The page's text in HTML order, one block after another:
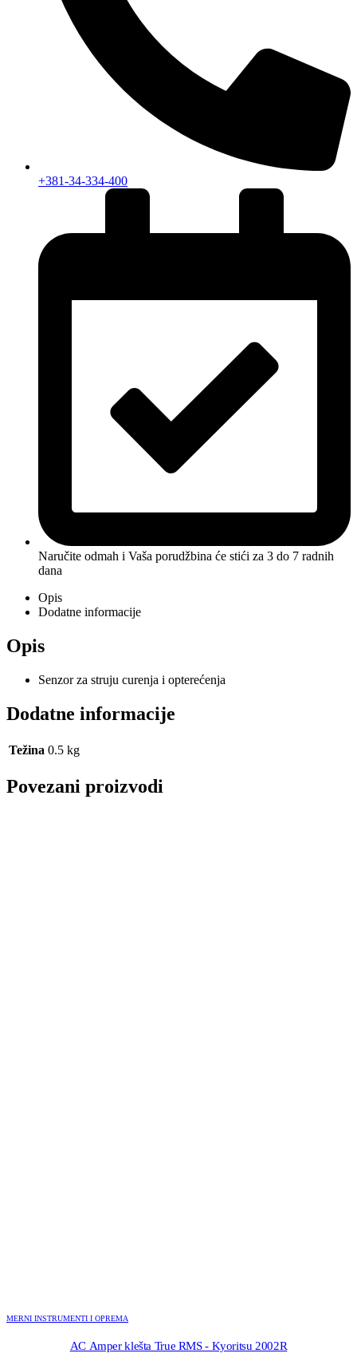
+381-34-334-400
Naručite odmah i Vaša porudžbina će stići za 3 do 7 radnih
dana
Opis
Dodatne informacije
Opis
Senzor za struju curenja i opterećenja
Dodatne informacije
Težina 0.5 kg
Povezani proizvodi
MERNI INSTRUMENTI I OPREMA
AC Amper klešta True RMS - Kyoritsu 2002R